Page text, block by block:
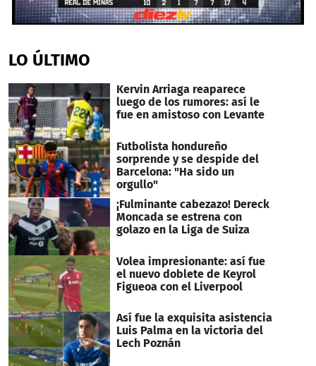
of
19
LO ÚLTIMO
Kervin Arriaga reaparece
luego de los rumores: así le
fue en amistoso con Levante
Futbolista hondureño
sorprende y se despide del
Barcelona: "Ha sido un
orgullo"
¡Fulminante cabezazo! Dereck
Moncada se estrena con
golazo en la Liga de Suiza
Volea impresionante: así fue
el nuevo doblete de Keyrol
Figueoa con el Liverpool
Así fue la exquisita asistencia
Luis Palma en la victoria del
Lech Poznán